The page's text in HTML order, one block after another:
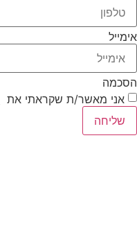
אימייל
הסכמה
אני מאשר/ת שקראתי את
שליחה